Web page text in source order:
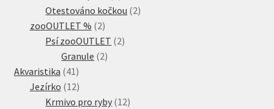
produkty
Otestováno kočkou 22
zooOUTLET % 22
produkty
Psí zooOUTLET 22
Granule 22
Akvaristika 41 41
produktů
Jezírko 1212
produktů
Krmivo pro ryby 1212